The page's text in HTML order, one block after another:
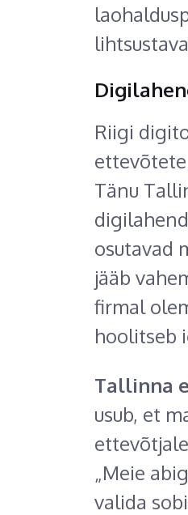
Riigi
Tänu
osutavad
jääb
firmal
hoolitseb
Tallinna
usub, et
„Meie
valida